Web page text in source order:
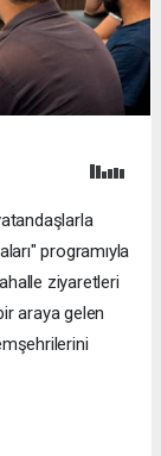
programıyla
ziyaretleri
araya gelen